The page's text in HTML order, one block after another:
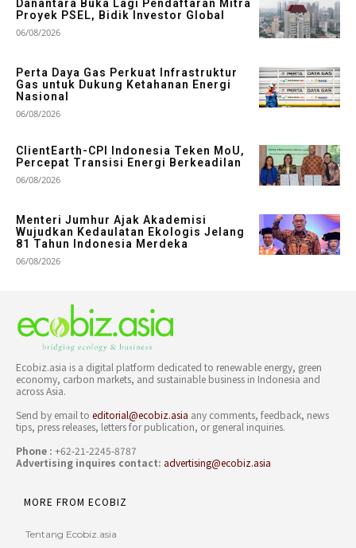
Danantara Buka Lagi Pendaftaran Mitra
Proyek PSEL, Bidik Investor Global
06/08/2026
Perta Daya Gas Perkuat Infrastruktur
Gas untuk Dukung Ketahanan Energi
Nasional
06/08/2026
ClientEarth-CPI Indonesia Teken MoU,
Percepat Transisi Energi Berkeadilan
06/08/2026
Menteri Jumhur Ajak Akademisi
Wujudkan Kedaulatan Ekologis Jelang
81 Tahun Indonesia Merdeka
06/08/2026
Ecobiz.asia is a digital platform dedicated to renewable energy, green
economy, carbon markets, and sustainable business in Indonesia and
across Asia.
Send by email to editorial@ecobiz.asia any comments, feedback, news
tips, press releases, letters for publication, or general inquiries.
Phone : +62-21-2245-8787
Advertising inquires contact: advertising@ecobiz.asia
MORE FROM ECOBIZ
Tentang Ecobiz.asia